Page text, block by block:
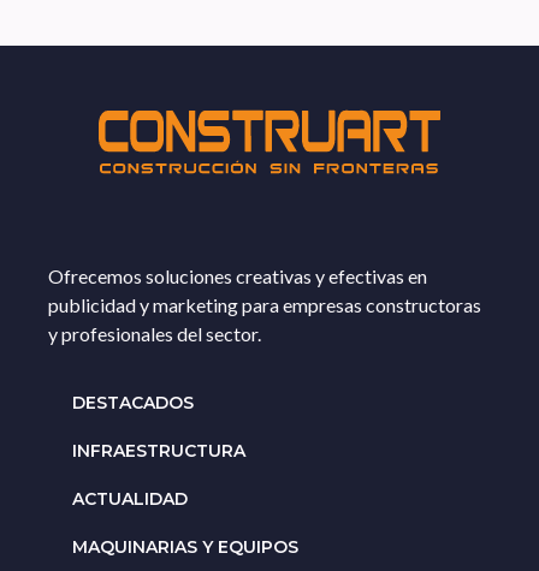
Ofrecemos soluciones creativas y efectivas en
publicidad y marketing para empresas constructoras
y profesionales del sector.
DESTACADOS
INFRAESTRUCTURA
ACTUALIDAD
MAQUINARIAS Y EQUIPOS